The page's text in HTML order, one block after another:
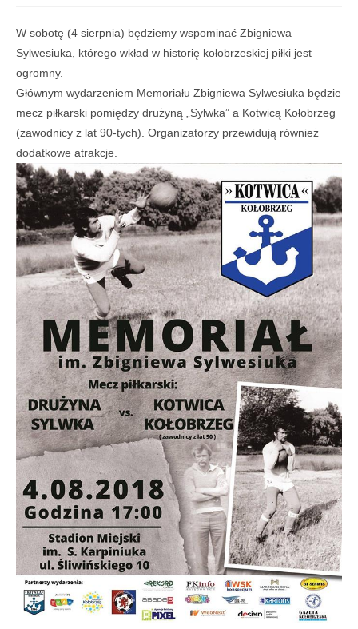
W sobotę (4 sierpnia) będziemy wspominać Zbigniewa
Sylwesiuka, którego wkład w historię kołobrzeskiej piłki jest
ogromny.
Głównym wydarzeniem Memoriału Zbigniewa Sylwesiuka będzie
mecz piłkarski pomiędzy drużyną „Sylwka” a Kotwicą Kołobrzeg
(zawodnicy z lat 90-tych). Organizatorzy przewidują również
dodatkowe atrakcje.